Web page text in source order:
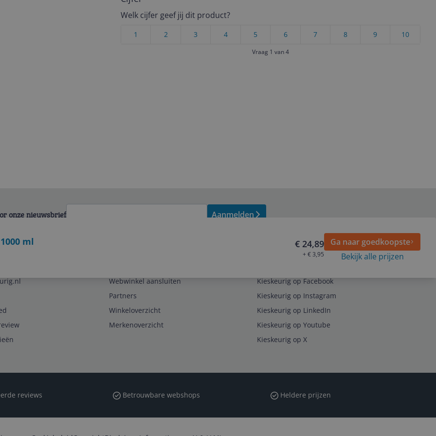
Welk cijfer geef jij dit product?
10
9
8
7
6
5
4
3
2
1
Vraag 1 van 4
ml € 24,89
+ € 3,95
Ga naar goedkoopste
Bekijk alle prijzen
onze nieuwsbrief Aanmelden
Webwinkel aansluiten
Partners
Winkeloverzicht
Merkenoverzicht
Kieskeurig op Facebook
Kieskeurig op Instagram
Kieskeurig op LinkedIn
Kieskeurig op Youtube
Kieskeurig op X
reviews Betrouwbare webshops Heldere prijzen